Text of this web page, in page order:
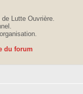
Lutte Ouvrière.
du forum